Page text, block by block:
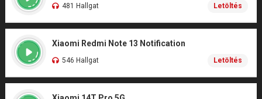
481 Hallgat Letöltés
Xiaomi Redmi Note 13 Notification
546 Hallgat Letöltés